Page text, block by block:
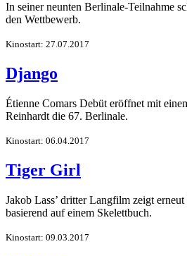
In seiner neunten Berlinale-Teilnahme
den Wettbewerb.
Kinostart: 27.07.2017
Django
Étienne Comars Debüt eröffnet mit
Reinhardt die 67. Berlinale.
Kinostart: 06.04.2017
Tiger Girl
Jakob Lass’ dritter Langfilm zeigt
basierend auf einem Skelettbuch.
Kinostart: 09.03.2017